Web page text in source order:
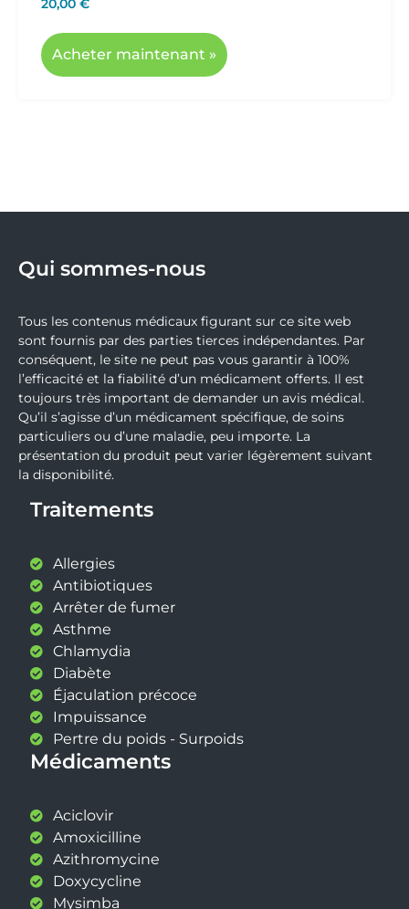
20,00 €
Acheter maintenant »
Qui sommes-nous
Tous les contenus médicaux figurant sur ce site web
sont fournis par des parties tierces indépendantes. Par
conséquent, le site ne peut pas vous garantir à 100%
l’efficacité et la fiabilité d’un médicament offerts. Il est
toujours très important de demander un avis médical.
Qu’il s’agisse d’un médicament spécifique, de soins
particuliers ou d’une maladie, peu importe. La
présentation du produit peut varier légèrement suivant
la disponibilité.
Traitements
Allergies
Antibiotiques
Arrêter de fumer
Asthme
Chlamydia
Diabète
Éjaculation précoce
Impuissance
Pertre du poids - Surpoids
Médicaments
Aciclovir
Amoxicilline
Azithromycine
Doxycycline
Mysimba